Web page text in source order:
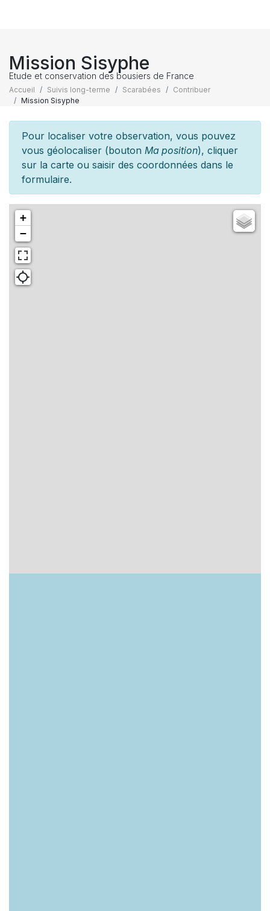
Mission Sisyphe
Etude et conservation des bousiers de France
Accueil Suivis long-terme Scarabées
Contribuer
Mission Sisyphe
Pour localiser votre observation, vous pouvez
vous géolocaliser (bouton Ma position), cliquer
sur la carte ou saisir des coordonnées dans le
formulaire.
+
−